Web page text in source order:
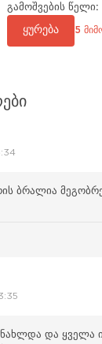
გამოშვების წელი:
ყურება 5
ბრალია
და ყველა